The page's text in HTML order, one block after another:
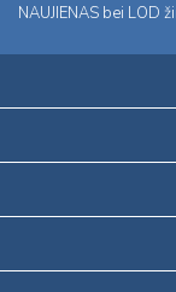
NAUJIENAS bei LOD